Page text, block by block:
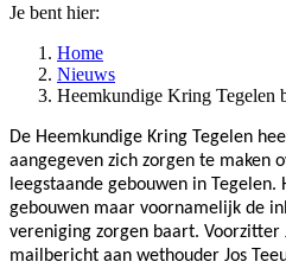
Je bent hier:
Home
Nieuws
Heemkundige Kring Tegelen
De Heemkundige Kring Tegelen
aangegeven zich zorgen te maken
leegstaande gebouwen in
gebouwen maar voornamelijk de
vereniging zorgen baart. Voorzitter
mailbericht aan wethouder Jos